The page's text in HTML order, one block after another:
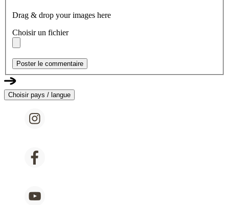
Drag & drop your images here
Choisir un fichier
Poster le commentaire
Choisir pays / langue